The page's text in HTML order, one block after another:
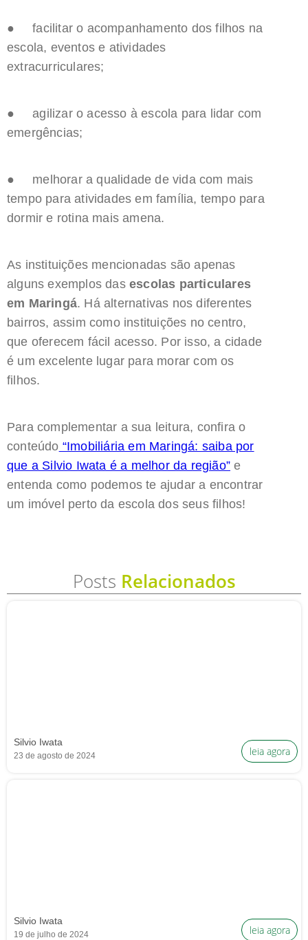
● facilitar o acompanhamento dos filhos na
escola, eventos e atividades
extracurriculares;
● agilizar o acesso à escola para lidar com
emergências;
● melhorar a qualidade de vida com mais
tempo para atividades em família, tempo para
dormir e rotina mais amena.
As instituições mencionadas são apenas
alguns exemplos das escolas particulares
em Maringá. Há alternativas nos diferentes
bairros, assim como instituições no centro,
que oferecem fácil acesso. Por isso, a cidade
é um excelente lugar para morar com os
filhos.
Para complementar a sua leitura, confira o
conteúdo “Imobiliária em Maringá: saiba por
que a Silvio Iwata é a melhor da região” e
entenda como podemos te ajudar a encontrar
um imóvel perto da escola dos seus filhos!
Posts Relacionados
Silvio Iwata
23 de agosto de 2024 leia agora
Silvio Iwata
19 de julho de 2024 leia agora